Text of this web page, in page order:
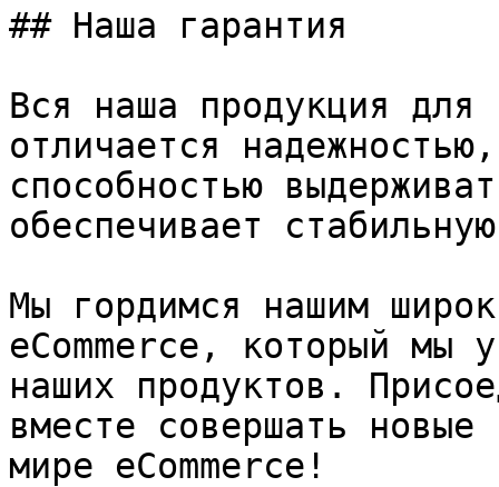
## Наша гарантия
Вся наша продукция для
отличается
способностью
обеспечивает
Мы гордимся нашим
eCommerce, который мы
наших продуктов.
вместе совершать новые
мире eCommerce!